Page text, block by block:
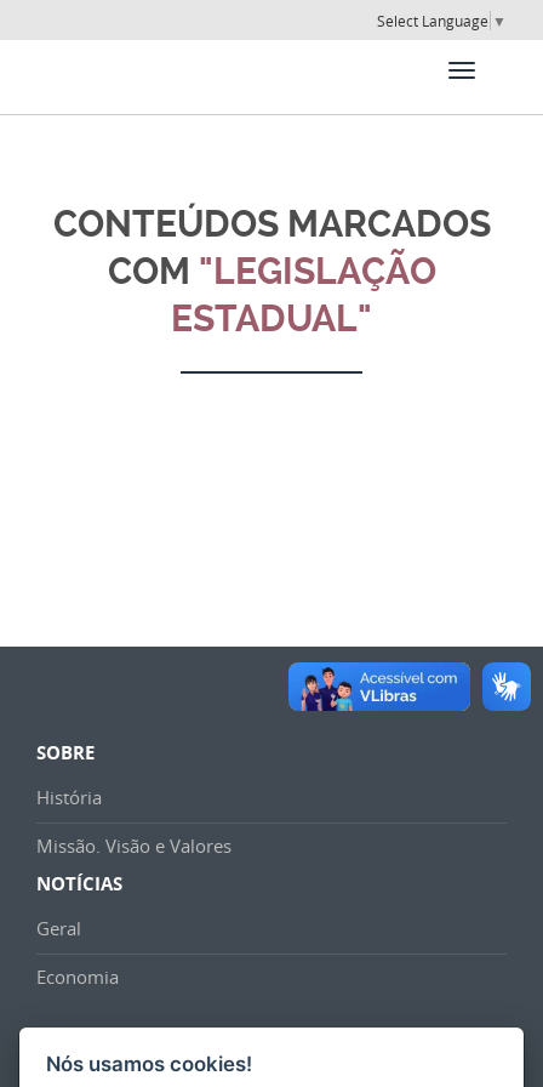
Select Language ▼
CONTEÚDOS MARCADOS
COM "LEGISLAÇÃO
ESTADUAL"
SOBRE
História
Missão. Visão e Valores
NOTÍCIAS
Geral
Economia
Nós usamos cookies!